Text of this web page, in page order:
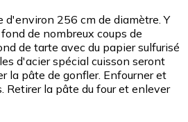
d'environ 256 cm de diamètre. Y
de nombreux coups de
de tarte avec du papier sulfurisé
d'acier spécial cuisson seront
la pâte de gonfler. Enfourner et
Retirer la pâte du four et enlever